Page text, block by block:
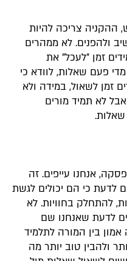
ההקניה צריכה להיות
ולהפנים. לא ממהרים
זמן "לעכל" את
פעם שאלות, לוודא כי
זמן לשאול, במידה ולא
לא תמיד מורים
אנחנו עייפים. זה
לדעת כי הם יכולים לגשת
להתחלק בחוויות. לא
לדעת שאנחנו שם
בין המורה לתלמיד
ולהבין טוב יותר מה